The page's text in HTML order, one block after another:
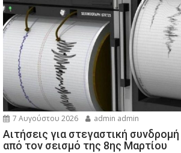
7 Αυγούστου 2026 admin admin
Αιτήσεις για στεγαστική
από τον σεισμό της 8ης Μαρτίου